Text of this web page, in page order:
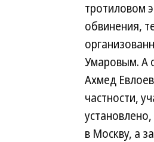
тротиловом
обвинения,
Умаровым. А
Ахмед
частности,
в Москву, а